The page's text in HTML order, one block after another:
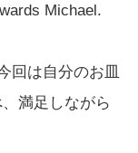
Michael.
回は自分のお皿
満足しながら